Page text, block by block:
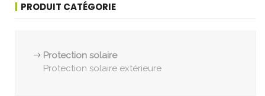
PRODUIT CATÉGORIE
Protection solaire
Protection solaire extérieure